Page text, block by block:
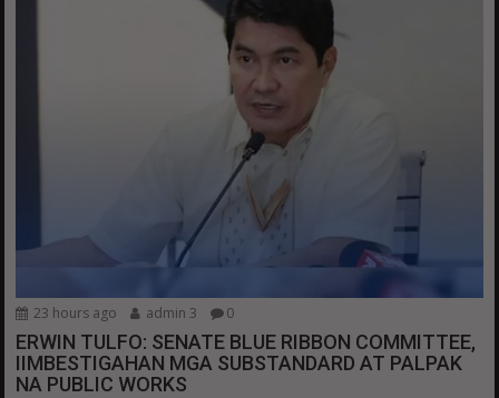
23 hours ago admin 3 0
ERWIN TULFO: SENATE BLUE RIBBON COMMITTEE,
IIMBESTIGAHAN MGA SUBSTANDARD AT PALPAK
NA PUBLIC WORKS